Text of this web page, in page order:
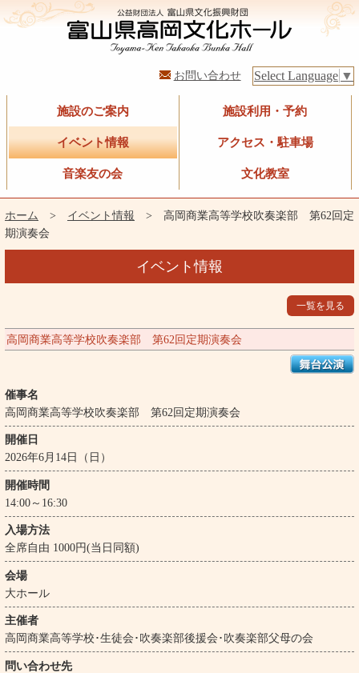
Select Language ▼
お問い合わせ
施設のご案内 施設利用・予約
イベント情報 アクセス・駐車場
音楽友の会 文化教室
ホーム > イベント情報 > 高岡商業高等学校吹奏楽部 第62回定
期演奏会
イベント情報
一覧を見る
高岡商業高等学校吹奏楽部 第62回定期演奏会
催事名
高岡商業高等学校吹奏楽部 第62回定期演奏会
開催日
2026年6月14日（日）
開催時間
14:00～16:30
入場方法
全席自由 1000円(当日同額)
会場
大ホール
主催者
高岡商業高等学校･生徒会･吹奏楽部後援会･吹奏楽部父母の会
問い合わせ先